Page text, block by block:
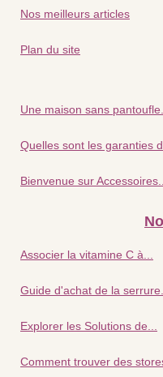
Nos meilleurs articles
Plan du site
Une maison sans pantoufle...
Quelles sont les garanties
Bienvenue sur Accessoires...
Associer la vitamine C à...
Guide d'achat de la serrure...
Explorer les Solutions de...
Comment trouver des